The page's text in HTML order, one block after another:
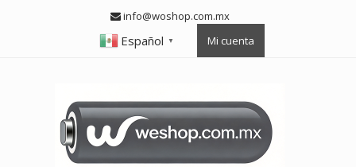
info@woshop.com.mx
Español ▼ Mi cuenta